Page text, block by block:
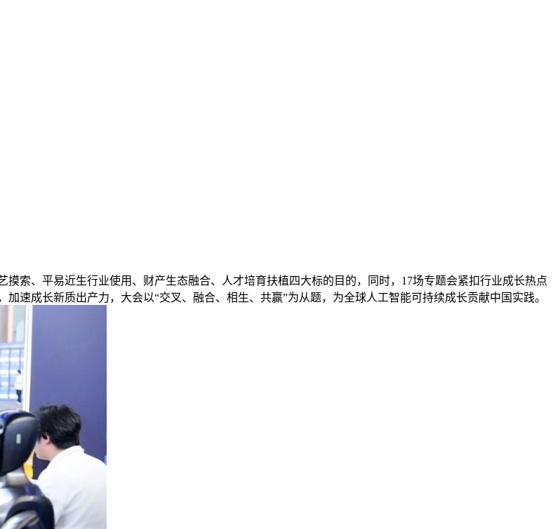
、平易近生行业使用、财产生态融合、人才培育扶植四大标的目的，同时，17场专题会紧扣行业成长热点
速成长新质出产力，大会以“交叉、融合、相生、共赢”为从题，为全球人工智能可持续成长贡献中国实践。